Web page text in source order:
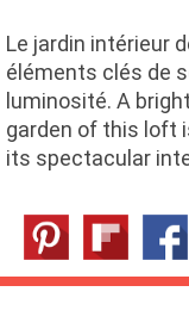
Le jardin intérieur
éléments clés de
luminosité. A
garden of this loft
its spectacular